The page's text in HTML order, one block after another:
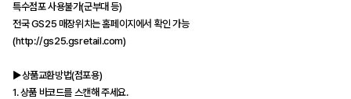
특수점포 사용불가(군부대 등)
전국 GS25 매장위치는 홈페이지에서 확인 가능
(http://gs25.gsretail.com)
▶상품교환방법(점포용)
1. 상품 바코드를 스캔해 주세요.